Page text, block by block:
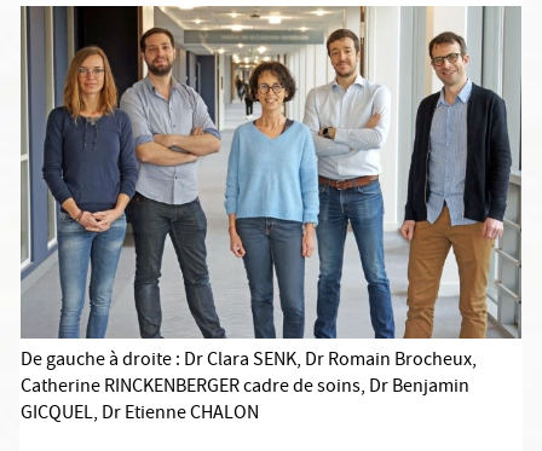
De gauche à droite : Dr Clara SENK, Dr Romain Brocheux,
Catherine RINCKENBERGER cadre de soins, Dr Benjamin
GICQUEL, Dr Etienne CHALON